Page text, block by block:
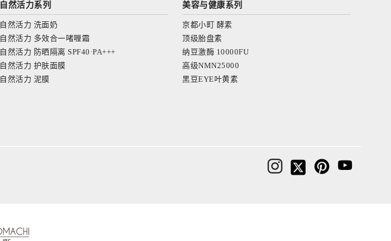
自然活力系列
自然活力 洗面奶
自然活力 多效合一啫喱霜
自然活力 防晒隔离 SPF40·PA+++
自然活力 护肤面膜
自然活力 泥膜
美容与健康系列
京都小町 酵素
顶级胎盘素
纳豆激酶 10000FU
高级NMN25000
黑豆EYE叶黄素